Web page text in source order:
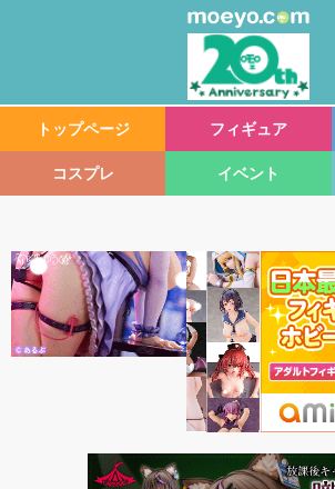
トップページ フィギュア
コスプレ イベント